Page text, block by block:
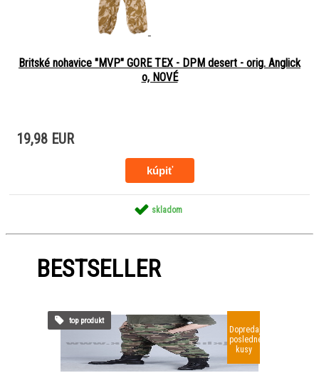
Britské nohavice "MVP" GORE TEX - DPM desert - orig. Anglick
o, NOVÉ
19,98 EUR
skladom
BESTSELLER
top produkt
Dopredaj
posledné
kusy